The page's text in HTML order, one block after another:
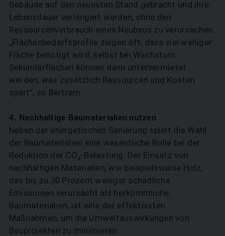
Gebäude auf den neuesten Stand gebracht und ihre
Lebensdauer verlängert werden, ohne den
Ressourcenverbrauch eines Neubaus zu verursachen.
„Flächenbedarfsprofile zeigen oft, dass viel weniger
Fläche benötigt wird, selbst bei Wachstum.
Sekundärflächen können dann untervermietet
werden, was zusätzlich Ressourcen und Kosten
spart“, so Bertram.
4. Nachhaltige Baumaterialien nutzen
Neben der energetischen Sanierung spielt die Wahl
der Baumaterialien eine wesentliche Rolle bei der
Reduktion der CO₂-Belastung. Der Einsatz von
nachhaltigen Materialien, wie beispielsweise Holz,
das bis zu 30 Prozent weniger schädliche
Emissionen verursacht als herkömmliche
Baumaterialien, ist eine der effektivsten
Maßnahmen, um die Umweltauswirkungen von
Bauprojekten zu minimieren.
SUCHEN